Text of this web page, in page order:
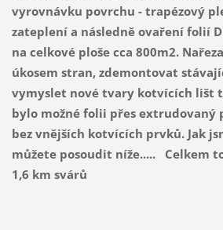
vyrovnávku povrchu - trapézový
zateplení a následně ovaření folií
na celkové ploše cca 800m2.
úkosem stran, zdemontovat
vymyslet nové tvary kotvících lišt
bylo možné folii přes
bez vnějších kotvících prvků. Jak
můžete posoudit níže..... Celkem
1,6 km svárů